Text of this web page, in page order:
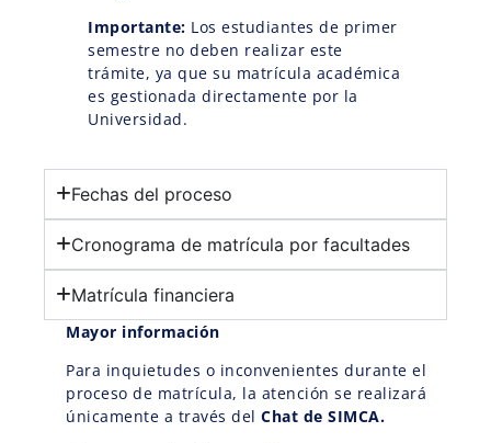
Importante: Los estudiantes de primer
semestre no deben realizar este
trámite, ya que su matrícula académica
es gestionada directamente por la
Universidad.
Fechas del proceso
Cronograma de matrícula por facultades
Matrícula financiera
Mayor información
Para inquietudes o inconvenientes durante el
proceso de matrícula, la atención se realizará
únicamente a través del Chat de SIMCA.